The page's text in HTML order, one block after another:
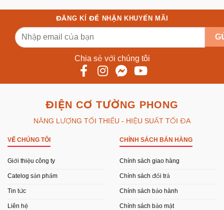
ĐĂNG KÍ ĐỂ NHẬN KHUYẾN MÃI
Chia sẻ với chúng tôi
ĐIỆN CƠ TƯỜNG PHONG
NĂNG LƯỢNG TỐI THIỂU - HIỆU SUẤT TỐI ĐA
VỀ CHÚNG TÔI
Giới thiệu công ty
Catelog sản phẩm
Tin tức
Liên hệ
CHÍNH SÁCH BÁN HÀNG
Chính sách giao hàng
Chính sách đổi trả
Chính sách bảo hành
Chính sách bảo mật